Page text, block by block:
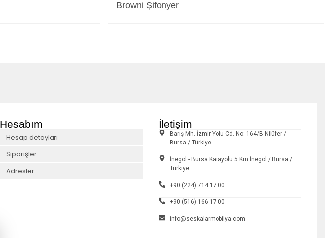
Browni Şifonyer
Hesabım
Hesap detayları
Siparişler
Adresler
İletişim
Barış Mh. İzmir Yolu Cd. No: 164/B Nilüfer /
Bursa / Türkiye
İnegöl - Bursa Karayolu 5.Km İnegöl / Bursa /
Türkiye
+90 (224) 714 17 00
+90 (516) 166 17 00
info@seskalarmobilya.com